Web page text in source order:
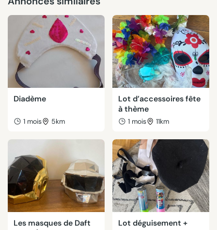
Diadème
1 mois 5km
Lot d’accessoires fête
à thème
1 mois 11km
Les masques de Daft
Lot déguisement +